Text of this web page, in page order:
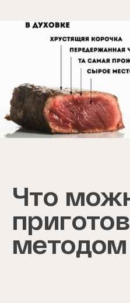
Что
методом